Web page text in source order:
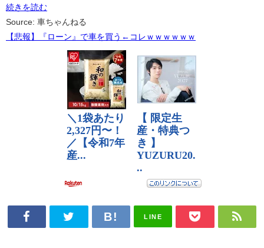
続きを読む
Source: 車ちゃんねる
【悲報】『ローン』で車を買う←コレｗｗｗｗｗｗ
LINE